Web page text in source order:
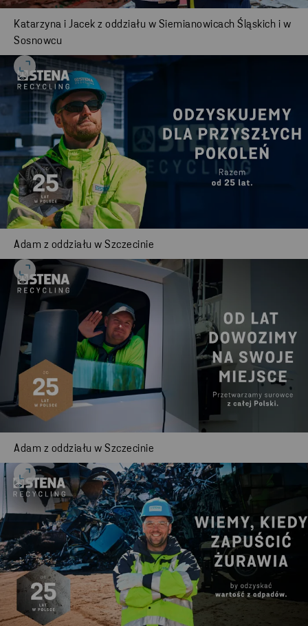
Katarzyna i Jacek z oddziału w Siemianowicach Śląskich i w
Sosnowcu
Adam z oddziału w Szczecinie
Adam z oddziału w Szczecinie